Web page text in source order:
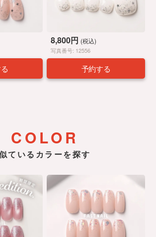
8,800円 (税込)
写真番号: 12556
予約する
COLOR
ているカラーを探す